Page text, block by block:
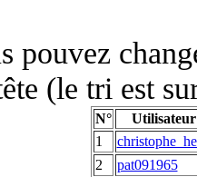
pouvez
(le tri est
N°
Utilisateur
1
2
pat091965